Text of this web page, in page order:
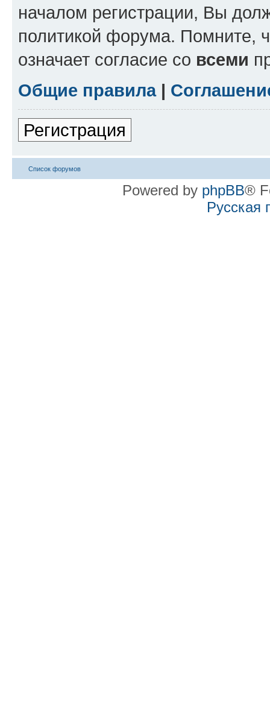
началом регистрации, Вы
политикой форума. Помните,
означает согласие со всеми
Общие правила|
Регистрация
Список форумов
Powered by phpBB®
Русская